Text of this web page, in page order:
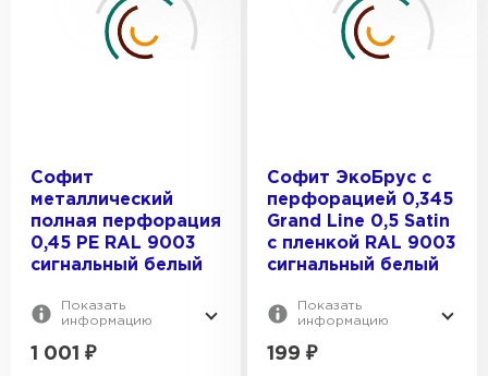
Софит
металлический
полная перфорация
0,45 PE RAL 9003
сигнальный белый
Показать
информацию
1 001 ₽
Софит ЭкоБрус с
перфорацией 0,345
Grand Line 0,5 Satin
с пленкой RAL 9003
сигнальный белый
Показать
информацию
199 ₽
Фальцевая кровля